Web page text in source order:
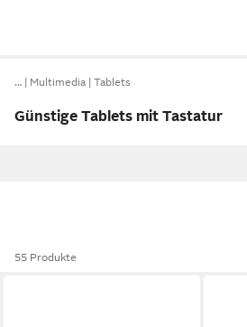
… Multimedia Tablets
Günstige Tablets mit Tastatur
55 Produkte